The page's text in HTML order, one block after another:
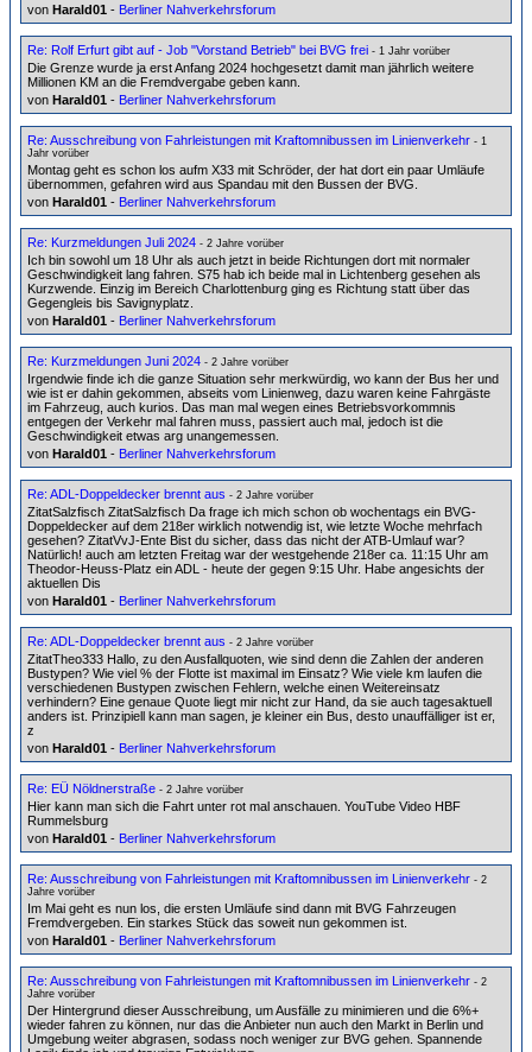
von Harald01 - Berliner Nahverkehrsforum
Re: Rolf Erfurt gibt auf - Job "Vorstand Betrieb" bei BVG frei - 1 Jahr vorüber
Die Grenze wurde ja erst Anfang 2024 hochgesetzt damit man jährlich weitere
Millionen KM an die Fremdvergabe geben kann.
von Harald01 - Berliner Nahverkehrsforum
Re: Ausschreibung von Fahrleistungen mit Kraftomnibussen im Linienverkehr - 1
Jahr vorüber
Montag geht es schon los aufm X33 mit Schröder, der hat dort ein paar Umläufe
übernommen, gefahren wird aus Spandau mit den Bussen der BVG.
von Harald01 - Berliner Nahverkehrsforum
Re: Kurzmeldungen Juli 2024 - 2 Jahre vorüber
Ich bin sowohl um 18 Uhr als auch jetzt in beide Richtungen dort mit normaler
Geschwindigkeit lang fahren. S75 hab ich beide mal in Lichtenberg gesehen als
Kurzwende. Einzig im Bereich Charlottenburg ging es Richtung statt über das
Gegengleis bis Savignyplatz.
von Harald01 - Berliner Nahverkehrsforum
Re: Kurzmeldungen Juni 2024 - 2 Jahre vorüber
Irgendwie finde ich die ganze Situation sehr merkwürdig, wo kann der Bus her und
wie ist er dahin gekommen, abseits vom Linienweg, dazu waren keine Fahrgäste
im Fahrzeug, auch kurios. Das man mal wegen eines Betriebsvorkommnis
entgegen der Verkehr mal fahren muss, passiert auch mal, jedoch ist die
Geschwindigkeit etwas arg unangemessen.
von Harald01 - Berliner Nahverkehrsforum
Re: ADL-Doppeldecker brennt aus - 2 Jahre vorüber
ZitatSalzfisch ZitatSalzfisch Da frage ich mich schon ob wochentags ein BVG-
Doppeldecker auf dem 218er wirklich notwendig ist, wie letzte Woche mehrfach
gesehen? ZitatVvJ-Ente Bist du sicher, dass das nicht der ATB-Umlauf war?
Natürlich! auch am letzten Freitag war der westgehende 218er ca. 11:15 Uhr am
Theodor-Heuss-Platz ein ADL - heute der gegen 9:15 Uhr. Habe angesichts der
aktuellen Dis
von Harald01 - Berliner Nahverkehrsforum
Re: ADL-Doppeldecker brennt aus - 2 Jahre vorüber
ZitatTheo333 Hallo, zu den Ausfallquoten, wie sind denn die Zahlen der anderen
Bustypen? Wie viel % der Flotte ist maximal im Einsatz? Wie viele km laufen die
verschiedenen Bustypen zwischen Fehlern, welche einen Weitereinsatz
verhindern? Eine genaue Quote liegt mir nicht zur Hand, da sie auch tagesaktuell
anders ist. Prinzipiell kann man sagen, je kleiner ein Bus, desto unauffälliger ist er,
z
von Harald01 - Berliner Nahverkehrsforum
Re: EÜ Nöldnerstraße - 2 Jahre vorüber
Hier kann man sich die Fahrt unter rot mal anschauen. YouTube Video HBF
Rummelsburg
von Harald01 - Berliner Nahverkehrsforum
Re: Ausschreibung von Fahrleistungen mit Kraftomnibussen im Linienverkehr - 2
Jahre vorüber
Im Mai geht es nun los, die ersten Umläufe sind dann mit BVG Fahrzeugen
Fremdvergeben. Ein starkes Stück das soweit nun gekommen ist.
von Harald01 - Berliner Nahverkehrsforum
Re: Ausschreibung von Fahrleistungen mit Kraftomnibussen im Linienverkehr - 2
Jahre vorüber
Der Hintergrund dieser Ausschreibung, um Ausfälle zu minimieren und die 6%+
wieder fahren zu können, nur das die Anbieter nun auch den Markt in Berlin und
Umgebung weiter abgrasen, sodass noch weniger zur BVG gehen. Spannende